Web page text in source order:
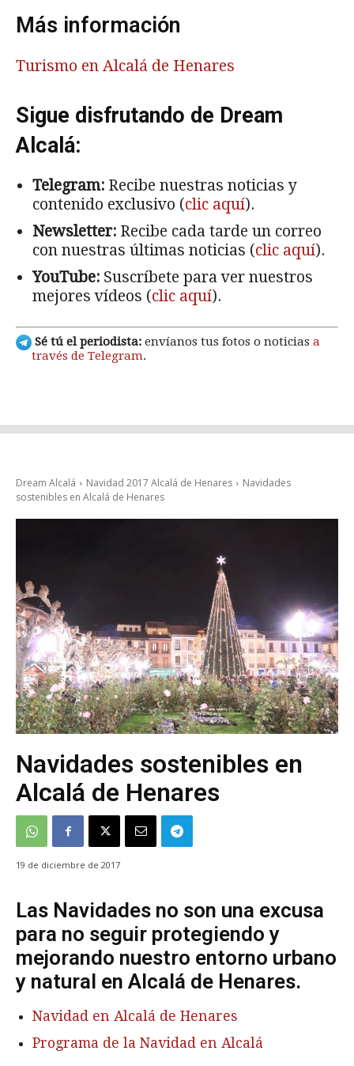
Más información
Turismo en Alcalá de Henares
Sigue disfrutando de Dream
Alcalá:
Telegram: Recibe nuestras noticias y
contenido exclusivo (clic aquí).
Newsletter: Recibe cada tarde un correo
con nuestras últimas noticias (clic aquí).
YouTube: Suscríbete para ver nuestros
mejores vídeos (clic aquí).
Sé tú el periodista: envíanos tus fotos o noticias a
través de Telegram.